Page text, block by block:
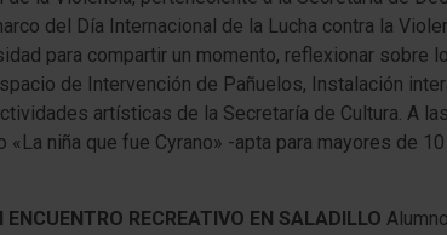
del Día Internacional de la Lucha contra la
para compartir un momento, reflexionar sobre
de Intervención de Pañuelos, Instalación
artísticas de la Secretaría de Cultura. A
niña que fue Cyrano» -apta para mayores de
RECREATIVO EN SALADILLO